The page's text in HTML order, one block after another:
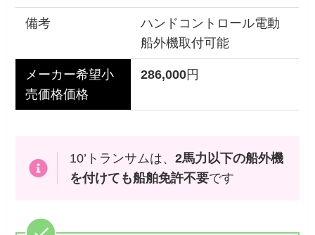
備考
ハンドコントロール電動
船外機取付可能
メーカー希望小
売価格価格
286,000円
10’トランサムは、 2馬力以下の船外機
を付けても船舶免許不要です